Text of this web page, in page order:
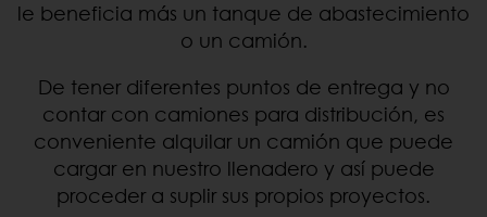
le beneficia más un tanque de abastecimiento
o un camión.
De tener diferentes puntos de entrega y no
contar con camiones para distribución, es
conveniente alquilar un camión que puede
cargar en nuestro llenadero y así puede
proceder a suplir sus propios proyectos.